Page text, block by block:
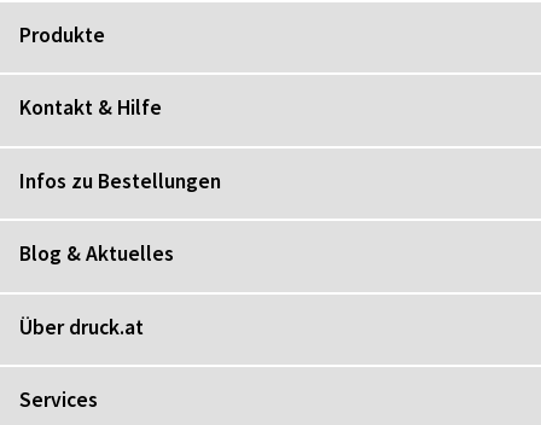
Produkte
Kontakt & Hilfe
Infos zu Bestellungen
Blog & Aktuelles
Über druck.at
Services